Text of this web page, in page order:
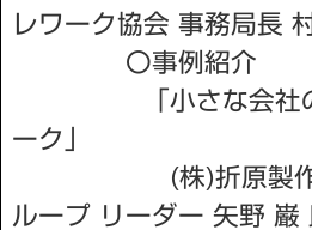
レワーク協会 事務局⻑
〇事例紹介
「⼩さな会社の
ーク」
(株)折原製作所
ループ リーダー ⽮野 巌